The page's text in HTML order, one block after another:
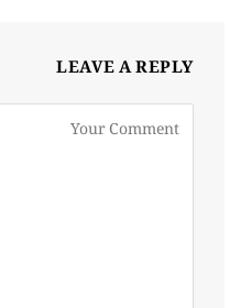
LEAVE A REPLY